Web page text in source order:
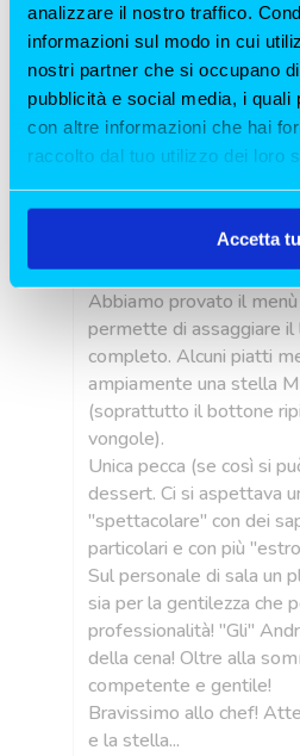
analizzare il nostro traffico.
informazioni sul modo in cui
nostri partner che si occupano
pubblicità e social media, i quali
con altre informazioni che hai
raccolto dal tuo utilizzo dei loro
Accetta
Bellissima
4 Giorni
Consigliato da colleghi, a
prima della chiusura per
abbiamo effettuato una
Abbiamo provato il
permette di assaggiare il
completo. Alcuni piatti
ampiamente una stella
(soprattutto il bottone
vongole).
Unica pecca (se così si
dessert. Ci si aspettava
"spettacolare" con dei
particolari e con più
Sul personale di sala un
sia per la gentilezza che
professionalità! "Gli"
della cena! Oltre alla
competente e gentile!
Bravissimo allo chef!
e la stella...